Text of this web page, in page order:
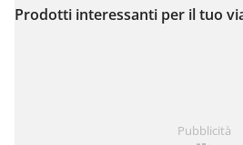
Visualizza sulla mappa
Prodotti interessanti per il tuo
Pubblicità